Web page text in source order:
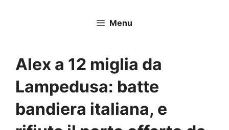
Menu
Alex a 12 miglia da
Lampedusa: batte
bandiera italiana, e